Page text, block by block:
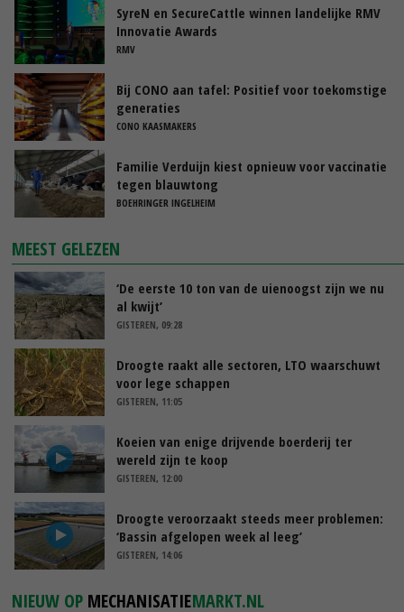
SyreN en SecureCattle winnen landelijke RMV
Innovatie Awards
RMV
Bij CONO aan tafel: Positief voor toekomstige
generaties
CONO KAASMAKERS
Familie Verduijn kiest opnieuw voor vaccinatie
tegen blauwtong
BOEHRINGER INGELHEIM
MEEST GELEZEN
‘De eerste 10 ton van de uienoogst zijn we nu
al kwijt’
GISTEREN, 09:28
Droogte raakt alle sectoren, LTO waarschuwt
voor lege schappen
GISTEREN, 11:05
Koeien van enige drijvende boerderij ter
wereld zijn te koop
GISTEREN, 12:00
Droogte veroorzaakt steeds meer problemen:
‘Bassin afgelopen week al leeg’
GISTEREN, 14:06
NIEUW OP MECHANISATIEMARKT.NL